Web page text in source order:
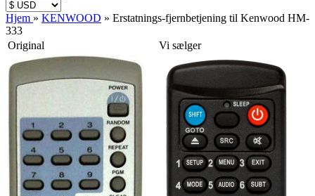
Hjem » KENWOOD » Erstatnings-fjernbetjening til Kenwood HM-
333
Original
Vi sælger